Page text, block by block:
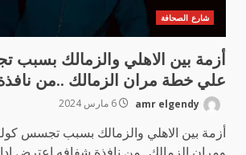
شارع الصحافة
أزمة بين الاهلي والزمالك بسبب
علي خطة مران الزمالك ..من
أزمة بين الاهلي والزمالك بسبب تجسس
ومران الزمالك ..من نافذة شفافه اعترض